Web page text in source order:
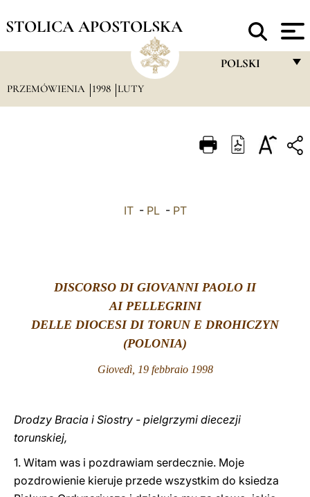
STOLICA APOSTOLSKA
POLSKI
ITALIANO
LATINE
PRZEMÓWIENIA 1998 LUTY
IT- PL- PT
DISCORSO DI GIOVANNI PAOLO II
AI PELLEGRINI
DELLE DIOCESI DI TORUN E DROHICZYN
(POLONIA)
Giovedì, 19 febbraio 1998
Drodzy Bracia i Siostry - pielgrzymi diecezji
torunskiej,
1. Witam was i pozdrawiam serdecznie. Moje
pozdrowienie kieruje przede wszystkim do ksiedza